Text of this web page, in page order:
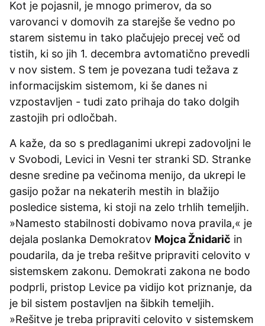
Kot je pojasnil, je mnogo primerov, da so
varovanci v domovih za starejše še vedno po
starem sistemu in tako plačujejo precej več od
tistih, ki so jih 1. decembra avtomatično prevedli
v nov sistem. S tem je povezana tudi težava z
informacijskim sistemom, ki še danes ni
vzpostavljen - tudi zato prihaja do tako dolgih
zastojih pri odločbah.
A kaže, da so s predlaganimi ukrepi zadovoljni le
v Svobodi, Levici in Vesni ter stranki SD. Stranke
desne sredine pa večinoma menijo, da ukrepi le
gasijo požar na nekaterih mestih in blažijo
posledice sistema, ki stoji na zelo trhlih temeljih.
»Namesto stabilnosti dobivamo nova pravila,« je
dejala poslanka Demokratov Mojca Žnidarič in
poudarila, da je treba rešitve pripraviti celovito v
sistemskem zakonu. Demokrati zakona ne bodo
podprli, pristop Levice pa vidijo kot priznanje, da
je bil sistem postavljen na šibkih temeljih.
»Rešitve je treba pripraviti celovito v sistemskem